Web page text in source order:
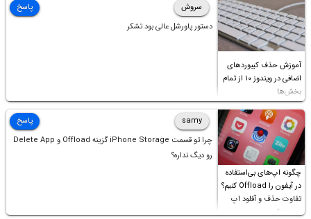
آموزش حذف کیبوردهای
اضافی در ویندوز ۱۰ از تمام
بخش‌ها
سروش
دستور پاورشل عالی بود تشکر
پاسخ
چگونه اپ‌های بی‌استفاده
در آیفون را Offload کنیم؟
تفاوت حذف و آفلود اپ
چیست؟
samy
چرا تو قسمت iPhone Storage گزینه Offload و Delete App
رو دیگ نداره؟
پاسخ